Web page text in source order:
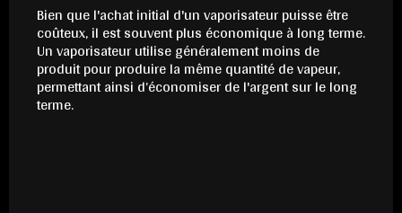
Bien que l'achat initial d'un vaporisateur puisse être
coûteux, il est souvent plus économique à long terme.
Un vaporisateur utilise généralement moins de
produit pour produire la même quantité de vapeur,
permettant ainsi d’économiser de l'argent sur le long
terme.